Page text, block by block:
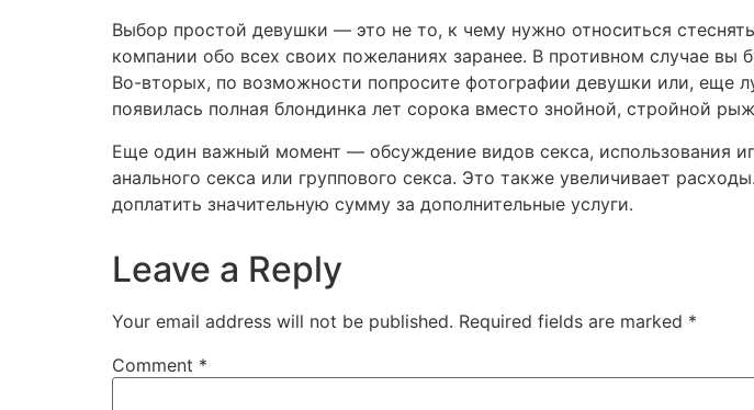
Выбор простой девушки — это не то, к чему нужно относиться
компании обо всех своих пожеланиях заранее. В противном случае вы
Во-вторых, по возможности попросите фотографии девушки или, еще
появилась полная блондинка лет сорока вместо знойной, стройной
Еще один важный момент — обсуждение видов секса, использования
анального секса или группового секса. Это также увеличивает
доплатить значительную сумму за дополнительные услуги.
Leave a Reply
Your email address will not be published. Required fields are marked *
Comment *